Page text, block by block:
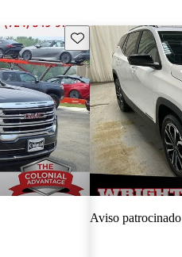
Guarda este Aviso
Aviso patrocinado